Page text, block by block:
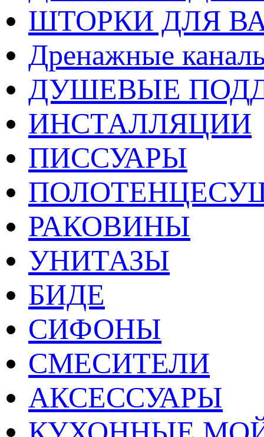
ШТОРКИ ДЛЯ
Дренажные
ДУШЕВЫЕ
ИНСТАЛЛЯЦИИ
ПИССУАРЫ
РАКОВИНЫ
УНИТАЗЫ
БИДЕ
СИФОНЫ
СМЕСИТЕЛИ
АКСЕССУАРЫ